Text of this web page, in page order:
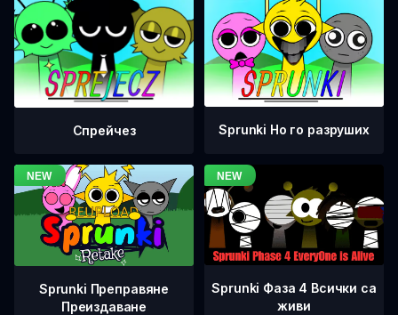
Спрейчез Sprunki Но го разруших
Sprunki Преправяне
Преиздаване
Sprunki Фаза 4 Всички са
живи